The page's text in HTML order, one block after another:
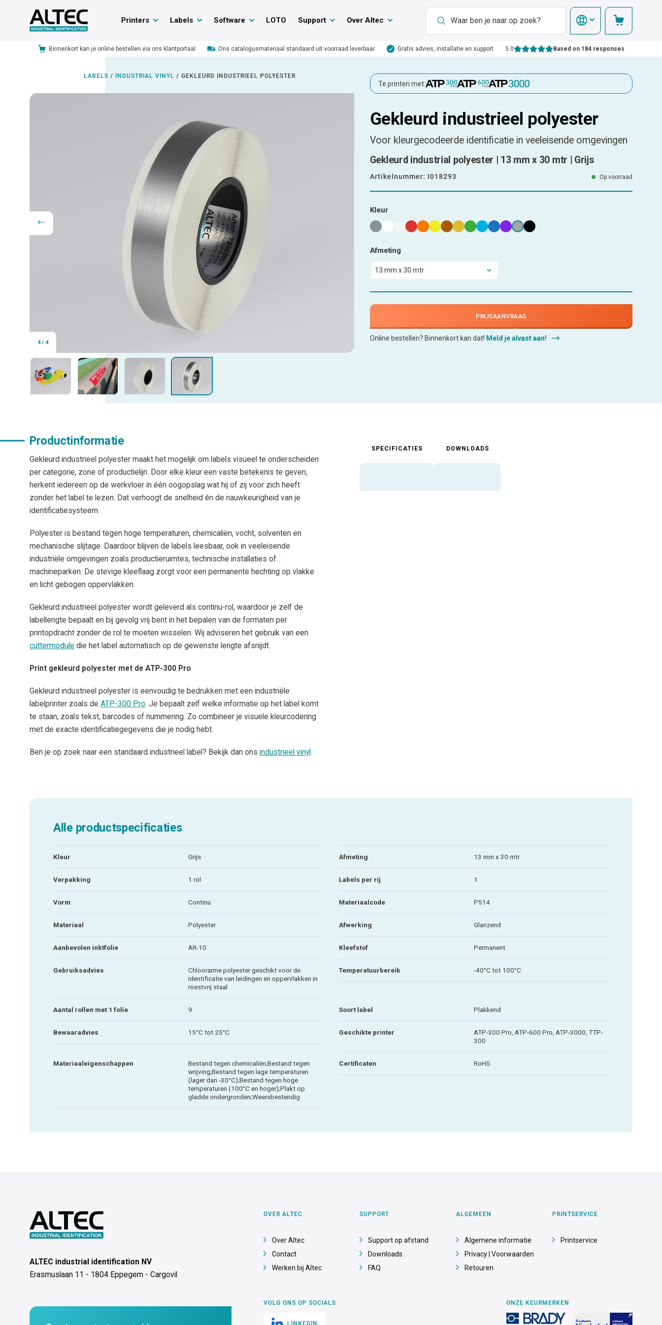
Printers Labels Software LOTO Support Over Altec
Binnenkort kan je online bestellen via ons klantportaal Ons catalogusmateriaal standaard uit voorraad leverbaar Gratis advies, installatie en support 5.0 Based on 184 responses
LABELS / INDUSTRIAL VINYL / GEKLEURD INDUSTRIEEL POLYESTER
4/ 4
Te printen met:
Gekleurd industrieel polyester
Voor kleurgecodeerde identificatie in veeleisende omgevingen
Gekleurd industrial polyester | 13 mm x 30 mtr | Grijs
Artikelnummer: I018293 Op voorraad
Kleur
Afmeting
PRIJSAANVRAAG
Online bestellen? Binnenkort kan dat! Meld je alvast aan!
Productinformatie
Gekleurd industrieel polyester maakt het mogelijk om labels visueel te onderscheiden
per categorie, zone of productielijn. Door elke kleur een vaste betekenis te geven,
herkent iedereen op de werkvloer in één oogopslag wat hij of zij voor zich heeft
zonder het label te lezen. Dat verhoogt de snelheid én de nauwkeurigheid van je
identificatiesysteem.
Polyester is bestand tegen hoge temperaturen, chemicaliën, vocht, solventen en
mechanische slijtage. Daardoor blijven de labels leesbaar, ook in veeleisende
industriële omgevingen zoals productieruimtes, technische installaties of
machineparken. De stevige kleeflaag zorgt voor een permanente hechting op vlakke
en licht gebogen oppervlakken.
Gekleurd industrieel polyester wordt geleverd als continu-rol, waardoor je zelf de
labellengte bepaalt en bij gevolg vrij bent in het bepalen van de formaten per
printopdracht zonder de rol te moeten wisselen. Wij adviseren het gebruik van een
cuttermodule die het label automatisch op de gewenste lengte afsnijdt.
Print gekleurd polyester met de ATP-300 Pro
Gekleurd industrieel polyester is eenvoudig te bedrukken met een industriële
labelprinter zoals de ATP-300 Pro. Je bepaalt zelf welke informatie op het label komt
te staan, zoals tekst, barcodes of nummering. Zo combineer je visuele kleurcodering
met de exacte identificatiegegevens die je nodig hebt.
Ben je op zoek naar een standaard industrieel label? Bekijk dan ons industrieel vinyl .
SPECIFICATIES DOWNLOADS
Alle productspecificaties
Kleur Grijs Afmeting 13 mm x 30 mtr
Verpakking 1 rol Labels per rij 1
Vorm Continu Materiaalcode P514
Materiaal Polyester Afwerking Glanzend
Aanbevolen inktfolie AR-10 Kleefstof Permanent
Gebruiksadvies
Chloorarme polyester geschikt voor de
identificatie van leidingen en oppervlakken in
roestvrij staal
Temperatuurbereik -40°C tot 100°C
Aantal rollen met 1 folie 9 Soort label Plakkend
Bewaaradvies 15°C tot 25°C Geschikte printer
ATP-300 Pro, ATP-600 Pro, ATP-3000, TTP-
300
Materiaaleigenschappen
Bestand tegen chemicaliën;Bestand tegen
wrijving;Bestand tegen lage temperaturen
(lager dan -30°C);Bestand tegen hoge
temperaturen (100°C en hoger);Plakt op
gladde ondergronden;Weersbestendig
Certificaten RoHS
ALTEC industrial identification NV
Erasmuslaan 11 - 1804 Eppegem - Cargovil
OVER ALTEC
Over Altec
Contact
Werken bij Altec
SUPPORT
Support op afstand
Downloads
FAQ
ALGEMEEN
Algemene informatie
Privacy | Voorwaarden
Retouren
PRINTSERVICE
Printservice
VOLG ONS OP SOCIALS
LINKEDIN
ONZE KEURMERKEN